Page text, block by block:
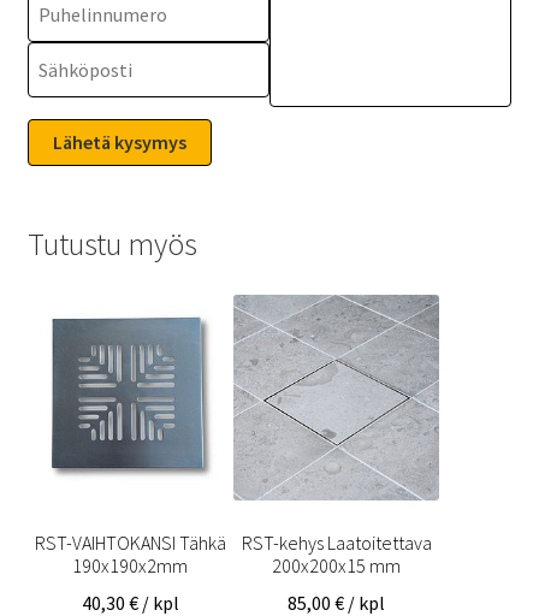
Tutustu myös
RST-VAIHTOKANSI Tähkä
190x190x2mm
40,30 € / kpl
RST-kehys Laatoitettava
200x200x15 mm
85,00€ / kpl